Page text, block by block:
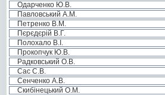
Одарченко Ю.В.
Павловський А.М.
Петренко В.М.
Пєрєдєрій В.Г.
Полохало В.І.
Прокопчук Ю.В.
Радковський О.В.
Сас С.В.
Сенченко А.В.
Скибінецький О.М.